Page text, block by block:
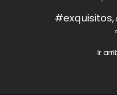
#exquisitos
Ir